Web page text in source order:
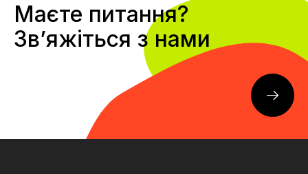
Маєте питання?
Звʼяжіться з нами